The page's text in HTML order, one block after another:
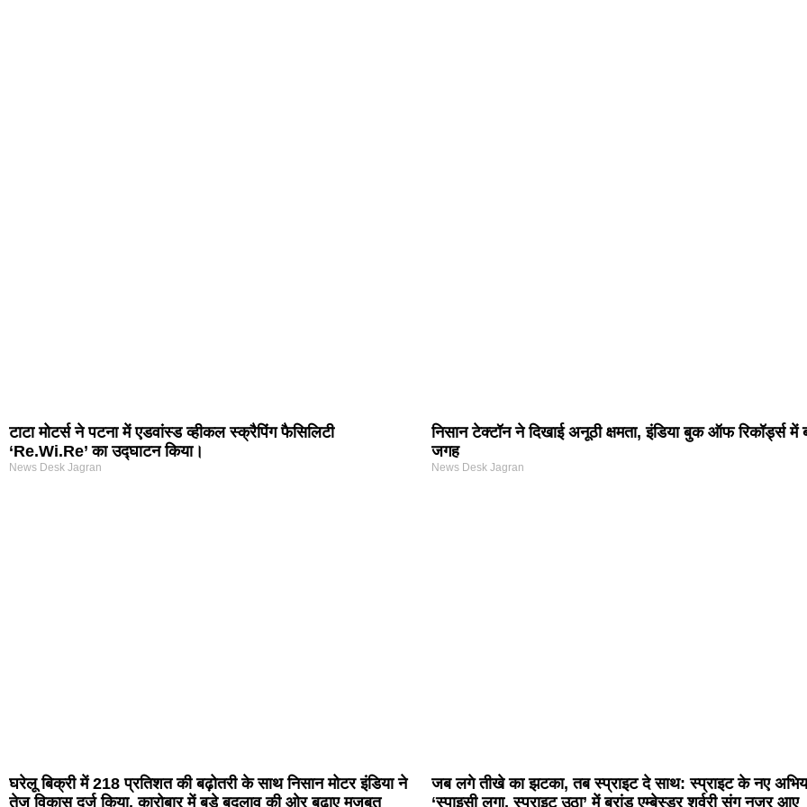
टाटा मोटर्स ने पटना में एडवांस्ड व्हीकल स्क्रैपिंग फैसिलिटी
‘Re.Wi.Re’ का उद्घाटन किया।
News Desk Jagran
निसान टेक्टॉन ने दिखाई अनूठी क्षमता, इंडिया बुक ऑफ रिकॉर्ड्स में
जगह
News Desk Jagran
घरेलू बिक्री में 218 प्रतिशत की बढ़ोतरी के साथ निसान मोटर इंडिया ने
तेज विकास दर्ज किया, कारोबार में बड़े बदलाव की ओर बढ़ाए मजबूत
जब लगे तीखे का झटका, तब स्प्राइट दे साथ: स्प्राइट के नए
‘स्पाइसी लगा, स्प्राइट उठा’ में ब्रांड एम्बेस्डर शर्वरी संग नज़र आए